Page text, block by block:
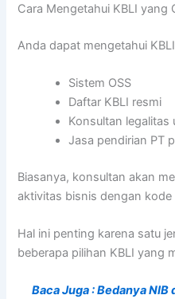
Cara Mengetahui KBLI yang
Anda dapat mengetahui
Sistem OSS
Daftar KBLI resmi
Konsultan legalitas
Jasa pendirian PT
Biasanya, konsultan akan
aktivitas bisnis dengan
Hal ini penting karena satu
beberapa pilihan KBLI yang
Baca Juga : Bedanya NIB